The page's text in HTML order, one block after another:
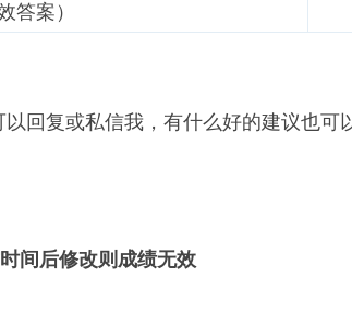
答案）
回复或私信我，有什么好的建议也可
间后修改则成绩无效